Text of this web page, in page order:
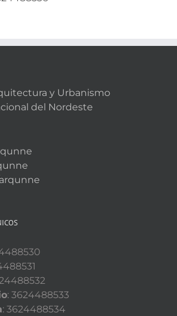
y Urbanismo
del Nordeste
: 3624488533
: 3624488534